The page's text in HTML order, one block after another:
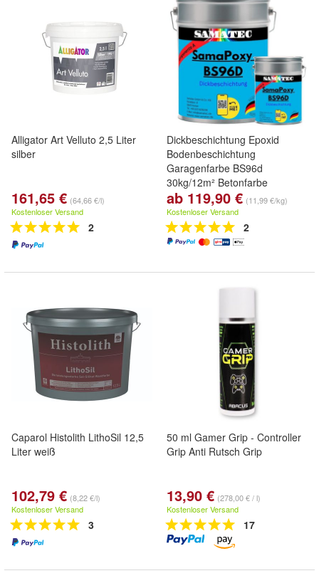
Alligator Art Velluto 2,5 Liter
silber
161,65 € (64,66 €/l)
Kostenloser Versand
2
Dickbeschichtung Epoxid
Bodenbeschichtung
Garagenfarbe BS96d
30kg/12m² Betonfarbe
Fußbodenbelag
Betonbeschichtung
Wohnbereich fugenlose Böden
Beschichtung Epoxy
ab 119,90 € (11,99 €/kg)
Kostenloser Versand
2
Caparol Histolith LithoSil 12,5
Liter weiß
102,79 € (8,22 €/l)
Kostenloser Versand
3
50 ml Gamer Grip - Controller
Grip Anti Rutsch Grip
13,90 € (278,00 € / l)
Kostenloser Versand
17